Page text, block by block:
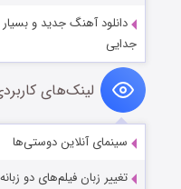
دانلود آهنگ جدید و
جدایی
لینک‌های
سینمای آنلاین دوستی‌ها
تغییر زبان فیلم‌های دو زبانه